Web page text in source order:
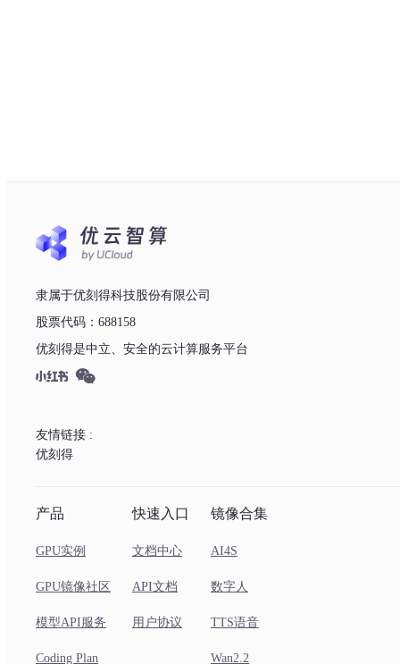
隶属于优刻得科技股份有限公司
股票代码：688158
优刻得是中立、安全的云计算服务平台
友情链接 :
优刻得
产品
GPU实例
GPU镜像社区
模型API服务
Coding Plan
快速入口
文档中心
API文档
用户协议
镜像合集
AI4S
数字人
TTS语音
Wan2.2